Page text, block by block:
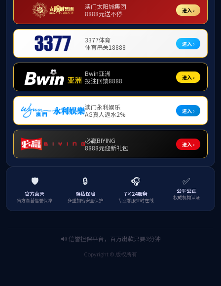
智能网
才短缺
未来的
企业高
上一条：